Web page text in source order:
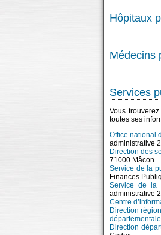
Hôpitaux
Médecins
Services
Vous
toutes ses
Office national
administrative
Direction des
71000 Mâcon
Service de la
Finances
Service de la
administrative
Centre
Direction
Direction